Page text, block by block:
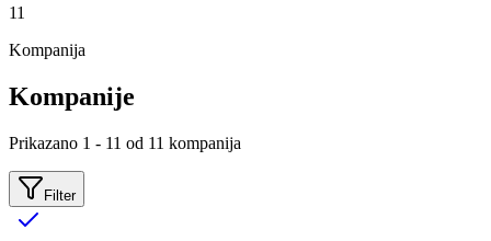
11
Kompanija
Kompanije
Prikazano 1 - 11 od 11 kompanija
Filter